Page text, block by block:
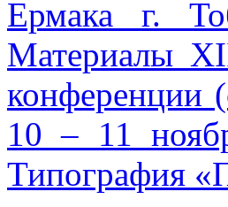
Ермака г.
Материалы
конференции
10 – 11
Типография